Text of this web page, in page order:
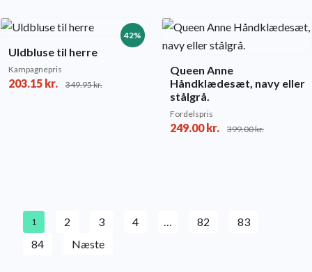
42%
Uldbluse til herre
Kampagnepris
203.15 kr. 349.95kr.
Queen Anne
Håndklædesæt, navy eller
stålgrå.
Fordelspris
249.00kr. 399.00kr.
1 2 3 4 … 82
83
84
Næste